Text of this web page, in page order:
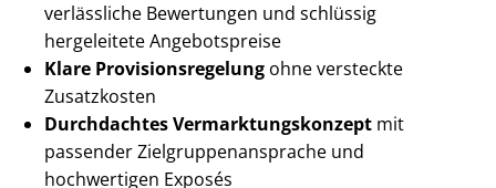
verlässliche Bewertungen und schlüssig
hergeleitete Angebotspreise
Klare Pro­vi­si­ons­re­ge­lung ohne versteckte
Zusatzkosten
Durchdachtes Ver­mark­tungs­kon­zept mit
passender Ziel­grup­pen­an­spra­che und
hochwertigen Exposés